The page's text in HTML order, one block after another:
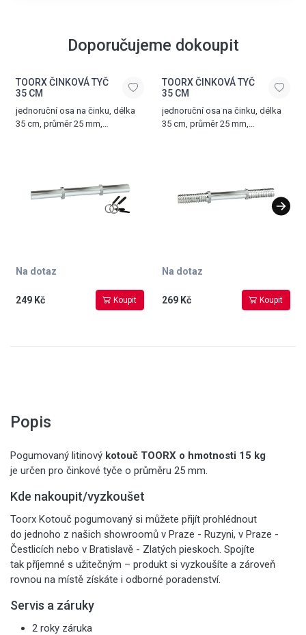
Doporučujeme dokoupit
TOORX ČINKOVÁ TYČ
35 CM
jednoruční osa na činku, délka
35 cm, průměr 25 mm,
Na dotaz
249 Kč Koupit
TOORX ČINKOVÁ TYČ
35 CM
jednoruční osa na činku, délka
35 cm, průměr 25 mm,
Na dotaz
269 Kč Koupit
Popis
Pogumovaný litinový kotouč TOORX o hmotnosti 15 kg
je určen pro činkové tyče o průměru 25 mm.
Kde nakoupit/vyzkoušet
Toorx Kotouč pogumovaný si můžete přijít prohlédnout
do jednoho z našich showroomů v Praze - Ruzyni, v Praze -
Čestlicích nebo v Bratislavě - Zlatých pieskoch. Spojíte
tak příjemné s užitečným – produkt si vyzkoušíte a zároveň
rovnou na místě získáte i odborné poradenství.
Servis a záruky
2 roky záruka